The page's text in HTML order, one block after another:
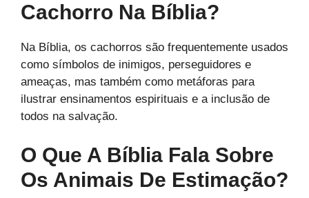
Cachorro Na Bíblia?
Na Bíblia, os cachorros são frequentemente usados
como símbolos de inimigos, perseguidores e
ameaças, mas também como metáforas para
ilustrar ensinamentos espirituais e a inclusão de
todos na salvação.
O Que A Bíblia Fala Sobre
Os Animais De Estimação?